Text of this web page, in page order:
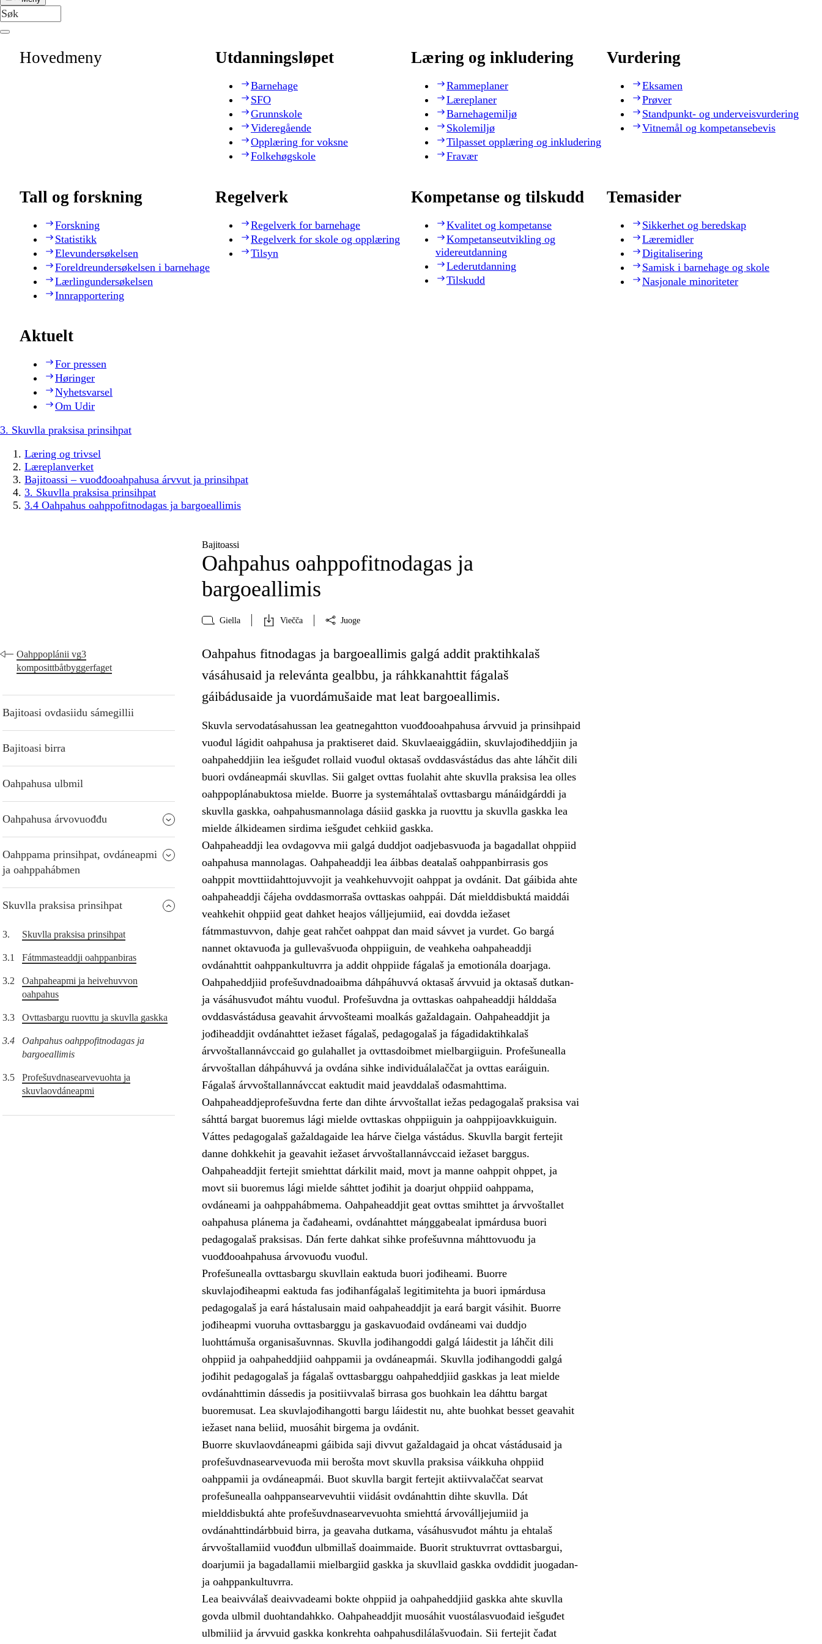
Hovedmeny Utdanningsløpet
Barnehage
SFO
Grunnskole
Videregående
Opplæring for voksne
Folkehøgskole
Læring og inkludering
Rammeplaner
Læreplaner
Barnehagemiljø
Skolemiljø
Tilpasset opplæring og inkludering
Fravær
Vurdering
Eksamen
Prøver
Standpunkt- og underveisvurdering
Vitnemål og kompetansebevis
Tall og forskning
Forskning
Statistikk
Elevundersøkelsen
Foreldreundersøkelsen i barnehage
Lærlingundersøkelsen
Innrapportering
Regelverk
Regelverk for barnehage
Regelverk for skole og opplæring
Tilsyn
Kompetanse og tilskudd
Kvalitet og kompetanse
Kompetanseutvikling og
videreutdanning
Lederutdanning
Tilskudd
Temasider
Sikkerhet og beredskap
Læremidler
Digitalisering
Samisk i barnehage og skole
Nasjonale minoriteter
Aktuelt
For pressen
Høringer
Nyhetsvarsel
Om Udir
3. Skuvlla praksisa prinsihpat
Læring og trivsel
Læreplanverket
Bajitoassi – vuođđooahpahusa árvvut ja prinsihpat
3. Skuvlla praksisa prinsihpat
3.4 Oahpahus oahppofitnodagas ja bargoeallimis
Bajitoassi
Oahpahus oahppofitnodagas ja
bargoeallimis
Giella Viečča Juoge
Oahppoplánii vg3
komposittbåtbyggerfaget
Bajitoasi ovdasiidu sámegillii
Bajitoasi birra
Oahpahusa ulbmil
Oahpahusa árvovuođđu
Oahppama prinsihpat, ovdáneapmi
ja oahppahábmen
Skuvlla praksisa prinsihpat
3. Skuvlla praksisa prinsihpat
3.1 Fátmmasteaddji oahppanbiras
3.2
Oahpaheapmi ja heivehuvvon
oahpahus
3.3 Ovttasbargu ruovttu ja skuvlla gaskka
3.4
Oahpahus oahppofitnodagas ja
bargoeallimis
3.5
Profešuvdnasearvevuohta ja
skuvlaovdáneapmi
Oahpahus fitnodagas ja bargoeallimis galgá addit praktihkalaš
vásáhusaid ja relevánta gealbbu, ja ráhkkanahttit fágalaš
gáibádusaide ja vuordámušaide mat leat bargoeallimis.
Skuvla servodatásahussan lea geatnegahtton vuođđooahpahusa árvvuid ja prinsihpaid
vuođul lágidit oahpahusa ja praktiseret daid. Skuvlaeaiggádiin, skuvlajođiheddjiin ja
oahpaheddjiin lea iešguđet rollaid vuođul oktasaš ovddasvástádus das ahte láhčit dili
buori ovdáneapmái skuvllas. Sii galget ovttas fuolahit ahte skuvlla praksisa lea olles
oahppoplánabuktosa mielde. Buorre ja systemáhtalaš ovttasbargu mánáidgárddi ja
skuvlla gaskka, oahpahusmannolaga dásiid gaskka ja ruovttu ja skuvlla gaskka lea
mielde álkideamen sirdima iešguđet cehkiid gaskka.
Oahpaheaddji lea ovdagovva mii galgá duddjot oadjebasvuođa ja bagadallat ohppiid
oahpahusa mannolagas. Oahpaheaddji lea áibbas deaŧalaš oahppanbirrasis gos
oahppit movttiidahttojuvvojit ja veahkehuvvojit oahppat ja ovdánit. Dat gáibida ahte
oahpaheaddji čájeha ovddasmorraša ovttaskas oahppái. Dát mielddisbuktá maiddái
veahkehit ohppiid geat dahket heajos válljejumiid, eai dovdda iežaset
fátmmastuvvon, dahje geat rahčet oahppat dan maid sávvet ja vurdet. Go bargá
nannet oktavuođa ja gullevašvuođa ohppiiguin, de veahkeha oahpaheaddji
ovdánahttit oahppankultuvrra ja addit ohppiide fágalaš ja emotionála doarjaga.
Oahpaheddjiid profešuvdnadoaibma dáhpáhuvvá oktasaš árvvuid ja oktasaš dutkan-
ja vásáhusvuđot máhtu vuođul. Profešuvdna ja ovttaskas oahpaheaddji hálddaša
ovddasvástádusa geavahit árvvošteami moalkás gažaldagain. Oahpaheaddjit ja
jođiheaddjit ovdánahttet iežaset fágalaš, pedagogalaš ja fágadidaktihkalaš
árvvoštallannávccaid go gulahallet ja ovttasdoibmet mielbargiiguin. Profešunealla
árvvoštallan dáhpáhuvvá ja ovdána sihke individuálalaččat ja ovttas earáiguin.
Fágalaš árvvoštallannávccat eaktudit maid jeavddalaš ođasmahttima.
Oahpaheaddjeprofešuvdna ferte dan dihte árvvoštallat iežas pedagogalaš praksisa vai
sáhttá bargat buoremus lági mielde ovttaskas ohppiiguin ja oahppijoavkkuiguin.
Váttes pedagogalaš gažaldagaide lea hárve čielga vástádus. Skuvlla bargit fertejit
danne dohkkehit ja geavahit iežaset árvvoštallannávccaid iežaset barggus.
Oahpaheaddjit fertejit smiehttat dárkilit maid, movt ja manne oahppit ohppet, ja
movt sii buoremus lági mielde sáhttet jođihit ja doarjut ohppiid oahppama,
ovdáneami ja oahppahábmema. Oahpaheaddjit geat ovttas smihttet ja árvvoštallet
oahpahusa plánema ja čađaheami, ovdánahttet máŋggabealat ipmárdusa buori
pedagogalaš praksisas. Dán ferte dahkat sihke profešuvnna máhttovuođu ja
vuođđooahpahusa árvovuođu vuođul.
Profešunealla ovttasbargu skuvllain eaktuda buori jođiheami. Buorre
skuvlajođiheapmi eaktuda fas jođihanfágalaš legitimitehta ja buori ipmárdusa
pedagogalaš ja eará hástalusain maid oahpaheaddjit ja eará bargit vásihit. Buorre
jođiheapmi vuoruha ovttasbarggu ja gaskavuođaid ovdáneami vai duddjo
luohttámuša organisašuvnnas. Skuvlla jođihangoddi galgá láidestit ja láhčit dili
ohppiid ja oahpaheddjiid oahppamii ja ovdáneapmái. Skuvlla jođihangoddi galgá
jođihit pedagogalaš ja fágalaš ovttasbarggu oahpaheddjiid gaskkas ja leat mielde
ovdánahttimin dássedis ja positiivvalaš birrasa gos buohkain lea dáhttu bargat
buoremusat. Lea skuvlajođihangotti bargu láidestit nu, ahte buohkat besset geavahit
iežaset nana beliid, muosáhit birgema ja ovdánit.
Buorre skuvlaovdáneapmi gáibida saji divvut gažaldagaid ja ohcat vástádusaid ja
profešuvdnasearvevuođa mii berošta movt skuvlla praksisa váikkuha ohppiid
oahppamii ja ovdáneapmái. Buot skuvlla bargit fertejit aktiivvalaččat searvat
profešunealla oahppansearvevuhtii viidásit ovdánahttin dihte skuvlla. Dát
mielddisbuktá ahte profešuvdnasearvevuohta smiehttá árvoválljejumiid ja
ovdánahttindárbbuid birra, ja geavaha dutkama, vásáhusvuđot máhtu ja ehtalaš
árvvoštallamiid vuođđun ulbmillaš doaimmaide. Buorit struktuvrrat ovttasbargui,
doarjumii ja bagadallamii mielbargiid gaskka ja skuvllaid gaskka ovddidit juogadan-
ja oahppankultuvrra.
Lea beaivválaš deaivvadeami bokte ohppiid ja oahpaheddjiid gaskka ahte skuvlla
govda ulbmil duohtandahkko. Oahpaheaddjit muosáhit vuostálasvuođaid iešguđet
ulbmiliid ja árvvuid gaskka konkrehta oahpahusdilálašvuođain. Sii fertejit čađat